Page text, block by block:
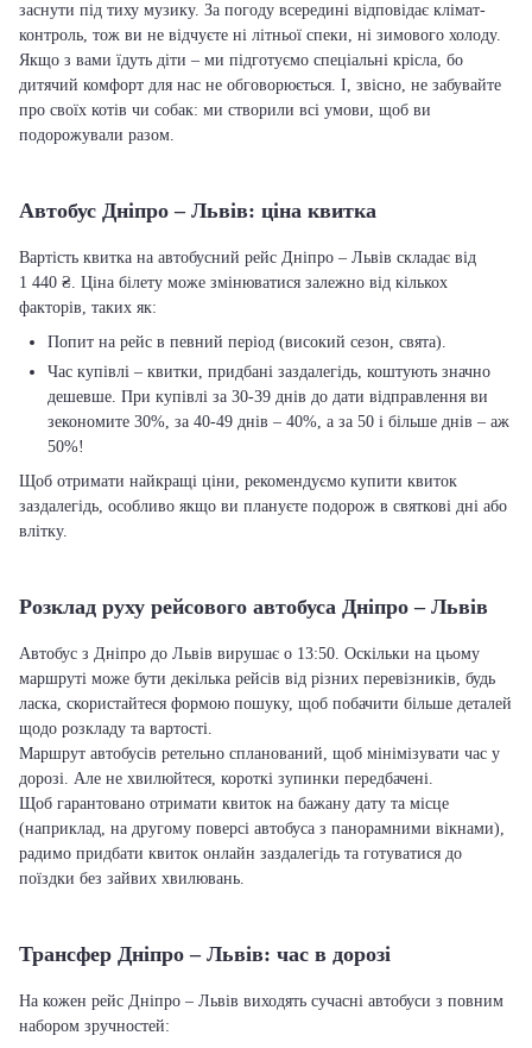
заснути під тиху музику. За погоду всередині відповідає клімат-
контроль, тож ви не відчуєте ні літньої спеки, ні зимового холоду.
Якщо з вами їдуть діти – ми підготуємо спеціальні крісла, бо
дитячий комфорт для нас не обговорюється. І, звісно, не забувайте
про своїх котів чи собак: ми створили всі умови, щоб ви
подорожували разом.
Автобус Дніпро – Львів: ціна квитка
Вартість квитка на автобусний рейс Дніпро – Львів складає від
1 440 ₴. Ціна білету може змінюватися залежно від кількох
факторів, таких як:
Попит на рейс в певний період (високий сезон, свята).
Час купівлі – квитки, придбані заздалегідь, коштують значно
дешевше. При купівлі за 30-39 днів до дати відправлення ви
зекономите 30%, за 40-49 днів – 40%, а за 50 і більше днів – аж
50%!
Щоб отримати найкращі ціни, рекомендуємо купити квиток
заздалегідь, особливо якщо ви плануєте подорож в святкові дні або
влітку.
Розклад руху рейсового автобуса Дніпро – Львів
Автобус з Дніпро до Львів вирушає о 13:50. Оскільки на цьому
маршруті може бути декілька рейсів від різних перевізників, будь
ласка, скористайтеся формою пошуку, щоб побачити більше деталей
щодо розкладу та вартості.
Маршрут автобусів ретельно спланований, щоб мінімізувати час у
дорозі. Але не хвилюйтеся, короткі зупинки передбачені.
Щоб гарантовано отримати квиток на бажану дату та місце
(наприклад, на другому поверсі автобуса з панорамними вікнами),
радимо придбати квиток онлайн заздалегідь та готуватися до
поїздки без зайвих хвилювань.
Трансфер Дніпро – Львів: час в дорозі
На кожен рейс Дніпро – Львів виходять сучасні автобуси з повним
набором зручностей: